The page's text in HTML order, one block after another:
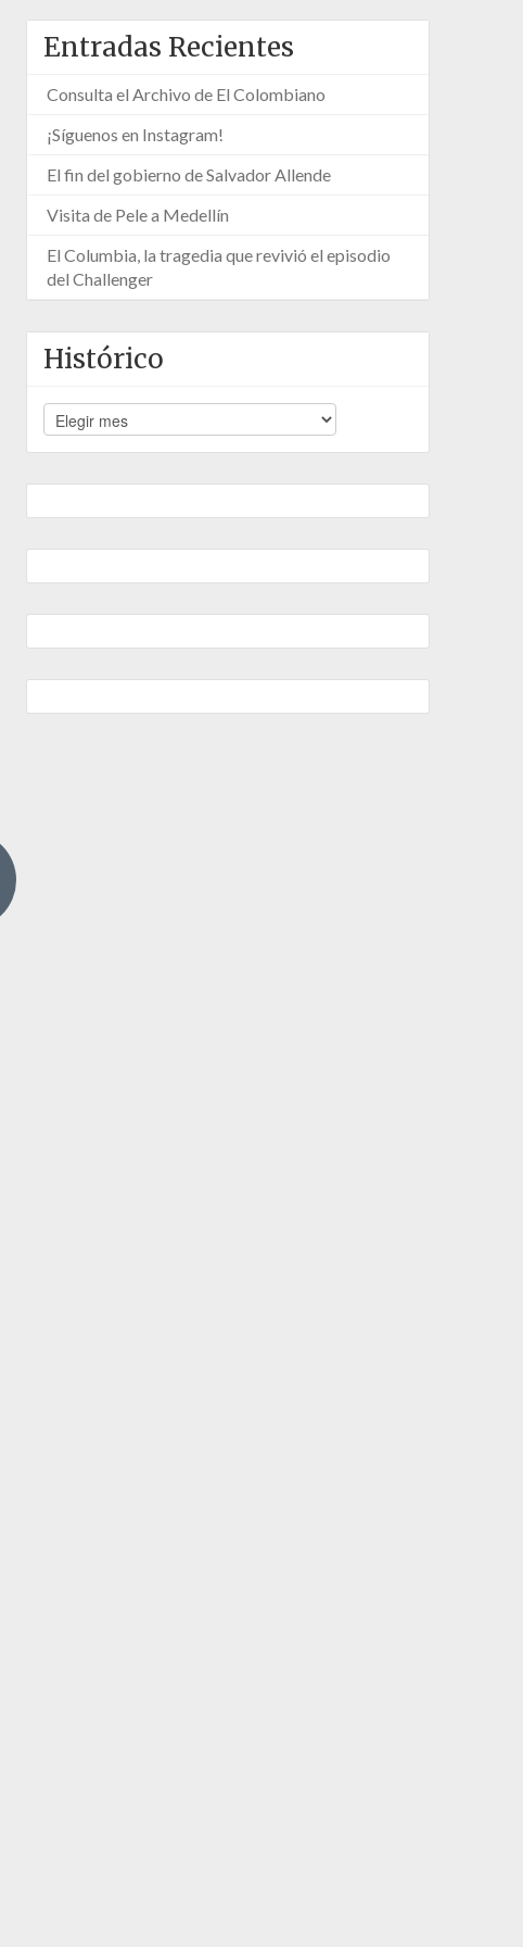
Entradas Recientes
Consulta el Archivo de El Colombiano
¡Síguenos en Instagram!
El fin del gobierno de Salvador Allende
Visita de Pele a Medellín
El Columbia, la tragedia que revivió el episodio
del Challenger
Histórico